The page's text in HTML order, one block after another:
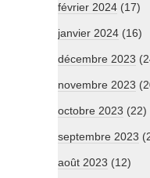
février 2024 (17)
janvier 2024 (16)
décembre 2023
novembre 2023
octobre 2023 (22)
septembre 2023
août 2023 (12)